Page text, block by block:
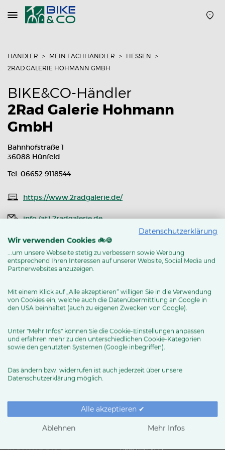
Navigation
öffnen
HÄNDLER MEIN FACHHÄNDLER
HESSEN
2RAD GALERIE HOHMANN GMBH
BIKE&CO-Händler
2Rad Galerie Hohmann
GmbH
Bahnhofstraße 1
36088 Hünfeld
Tel: 06652 9118544
https://www.2radgalerie.de/
info (at) 2radgalerie.de
Routenplaner
MEHR ERFAHREN
News & Trends
Ratgeber
Datenschutzerklärung
Wir verwenden Cookies 🚲🍪
...um unsere Webseite stetig zu verbessern sowie Werbung
entsprechend Ihren Interessen auf unserer Website, Social Media und
Partnerwebsites anzuzeigen.
Mit einem Klick auf „Alle akzeptieren“ willigen Sie in die Verwendung
von Cookies ein, welche auch die Datenübermittlung an Google in
den USA beinhaltet (auch zu eigenen Zwecken von Google).
Unter "Mehr Infos" können Sie die Cookie-Einstellungen anpassen
und erfahren mehr zu den unterschiedlichen Cookie-Kategorien
sowie den genutzten Systemen (Google inbegriffen).
Das ändern bzw. widerrufen ist auch jederzeit über unsere
Datenschutzerklärung möglich.
Alle akzeptieren ✔
Ablehnen Mehr Infos